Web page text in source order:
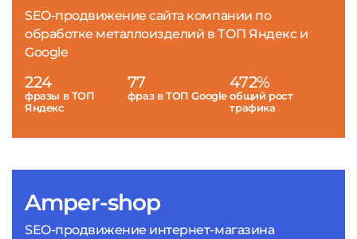
Amper-shop
SEO-продвижение интернет-магазина
SEO-продвижение сайта компании по
обработке металлоизделий в ТОП Яндекс и
Google
224
фразы в ТОП
Яндекс
77
фраз в ТОП Google
472%
общий рост
трафика